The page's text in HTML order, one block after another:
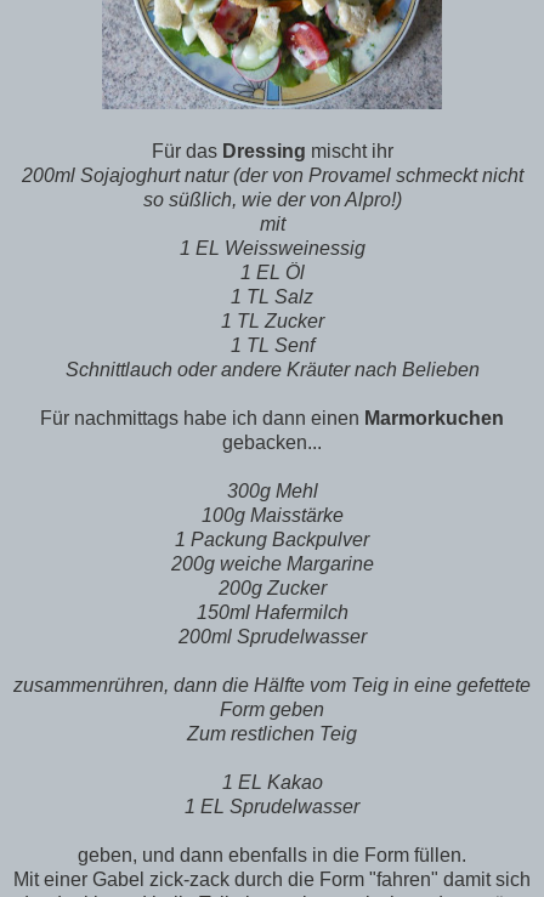
Für das Dressing mischt ihr
200ml Sojajoghurt natur (der von Provamel schmeckt nicht
so süßlich, wie der von Alpro!)
mit
1 EL Weissweinessig
1 EL Öl
1 TL Salz
1 TL Zucker
1 TL Senf
Schnittlauch oder andere Kräuter nach Belieben
Für nachmittags habe ich dann einen Marmorkuchen
gebacken...
300g Mehl
100g Maisstärke
1 Packung Backpulver
200g weiche Margarine
200g Zucker
150ml Hafermilch
200ml Sprudelwasser
zusammenrühren, dann die Hälfte vom Teig in eine gefettete
Form geben
Zum restlichen Teig
1 EL Kakao
1 EL Sprudelwasser
geben, und dann ebenfalls in die Form füllen.
Mit einer Gabel zick-zack durch die Form "fahren" damit sich